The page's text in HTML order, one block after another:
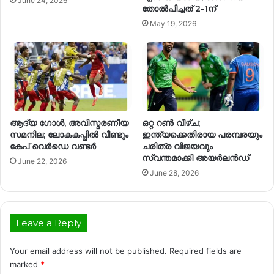
തോൽപിച്ചത് 2-1ന്
May 19, 2026
ആദ്യ ഗോൾ, അവിസ്മരണീയ
സമനില; ലോകകപ്പിൽ വീണ്ടും
കേപ് വെർഡെ വണ്ടർ
June 22, 2026
ഒറ്റ റൺ വീഴ്ച;
ഇന്ത്യക്കെതിരായ പരമ്പരയും
ചരിത്ര വിജയവും
സ്വന്തമാക്കി അയർലൻഡ്
June 28, 2026
Leave a Reply
Your email address will not be published. Required fields are
marked *